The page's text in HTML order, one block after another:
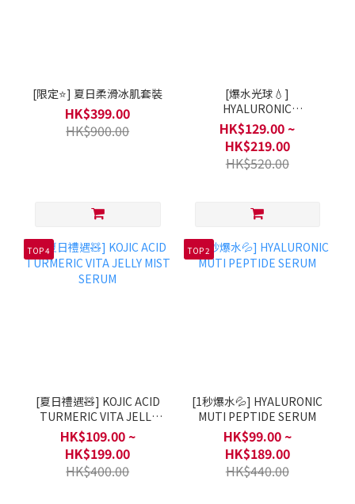
[限定⭐] 夏日柔滑冰肌套裝
HK$399.00
HK$900.00
[爆水光球💧]
HYALURONIC
MOISTURIZING CAPSULE
CREAM
HK$129.00 ~
HK$219.00
HK$520.00
TOP 4
[夏日禮遇🧸] KOJIC ACID
TURMERIC VITA JELLY
MIST SERUM
HK$109.00 ~
HK$199.00
HK$400.00
TOP 2
[1秒爆水💦] HYALURONIC
MUTI PEPTIDE SERUM
HK$99.00 ~
HK$189.00
HK$440.00